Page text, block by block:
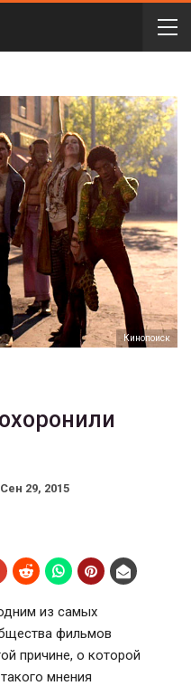
Кинопоиск
Сен 29, 2015
из самых
фильмов
причине, о которой
мнения